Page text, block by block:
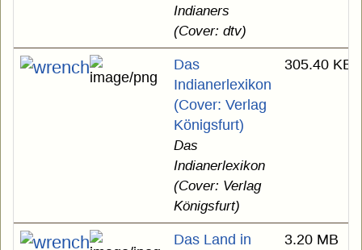
Indianers
(Cover: dtv)
Das
Indianerlexikon
(Cover: Verlag
Königsfurt)
Das
Indianerlexikon
(Cover: Verlag
Königsfurt)
305.40 KB
Das Land in
3.20 MB